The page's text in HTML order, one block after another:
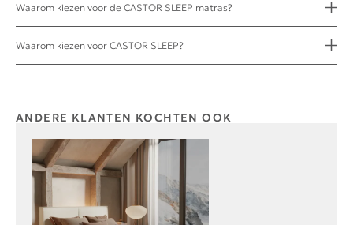
Waarom kiezen voor de CASTOR SLEEP matras?
Waarom kiezen voor CASTOR SLEEP?
ANDERE KLANTEN KOCHTEN OOK